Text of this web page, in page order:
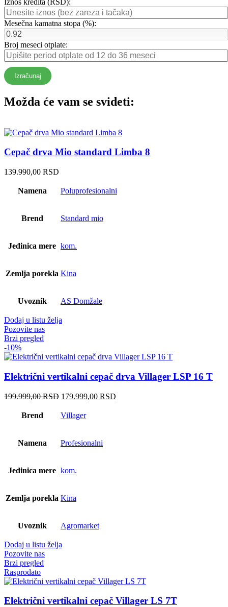
Iznos kredita (RSD):
Mesečna kamatna stopa (%):
Broj meseci otplate:
Izračunaj
Možda će vam se svideti:
Cepač drva Mio standard Limba 8
139.990,00 RSD
Namena Poluprofesionalni
Brend Standard mio
Jedinica mere kom.
Zemlja porekla Kina
Uvoznik AS Domžale
Dodaj u listu želja
Pozovite nas
Brzi pregled
-10%
Električni vertikalni cepač drva Villager LSP 16 T
199.999,00RSD Originalna
je
179.999,00 RSD
Brend Villager
Namena Profesionalni
Jedinica mere kom.
Zemlja porekla Kina
Uvoznik Agromarket
Dodaj u listu želja
Pozovite nas
Brzi pregled
Rasprodato
Električni vertikalni cepač Villager LS 7T